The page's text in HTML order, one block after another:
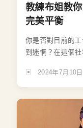
教練布姐教
完美平衡
你是否對目前的
到迷惘？在這個
2024年7月10日